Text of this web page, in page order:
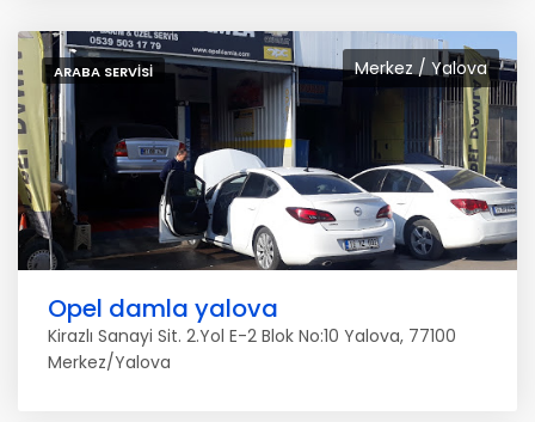
Merkez / Yalova
ARABA SERVISI
Opel damla yalova
Kirazlı Sanayi Sit. 2.Yol E-2 Blok No:10 Yalova, 77100
Merkez/Yalova